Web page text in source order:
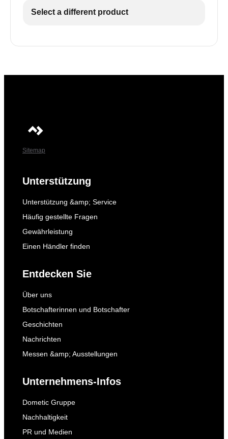
Select a different product
Sitemap
Unterstützung
Unterstützung &amp; Service
Häufig gestellte Fragen
Gewährleistung
Einen Händler finden
Entdecken Sie
Über uns
Botschafterinnen und Botschafter
Geschichten
Nachrichten
Messen &amp; Ausstellungen
Unternehmens-Infos
Dometic Gruppe
Nachhaltigkeit
PR und Medien